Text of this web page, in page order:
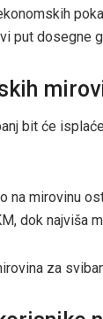
put dosegne
bit će
na mirovinu
dok najviša
za